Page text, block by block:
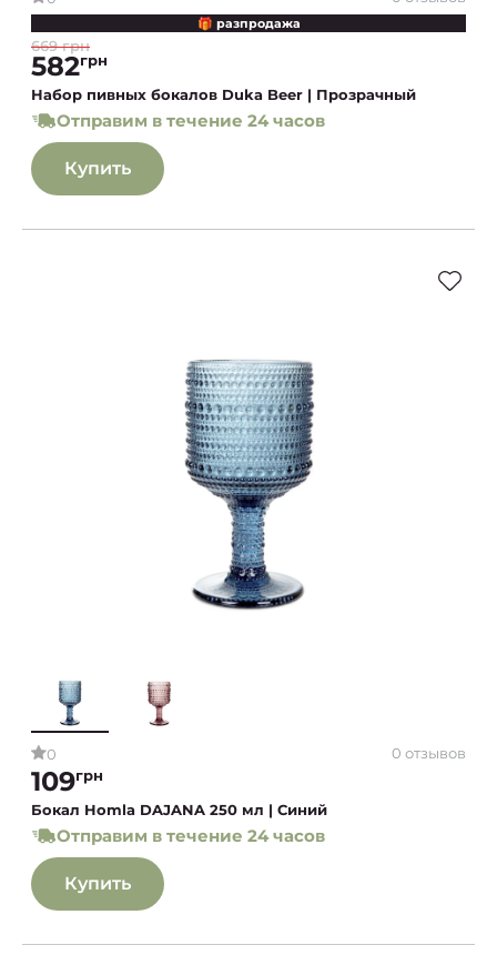
🎁 разпродажа
669 грн
582грн
Набор пивных бокалов Duka Beer | Прозрачный
Отправим в течение 24 часов
Купить
0 0 отзывов
109грн
Бокал Homla DAJANA 250 мл | Синий
Отправим в течение 24 часов
Купить